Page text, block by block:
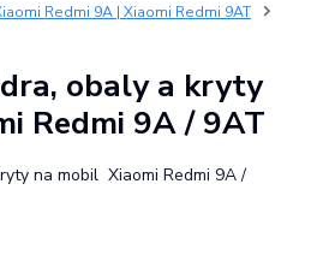
Redmi 9A | Xiaomi Redmi 9AT
obaly a kryty
Redmi 9A / 9AT
na mobil Xiaomi Redmi 9A /